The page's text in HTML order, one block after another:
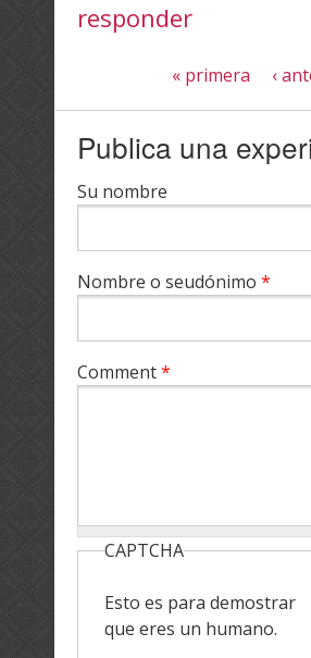
responder
« primera ‹
Publica una
Su nombre
Nombre o seudónimo *
Comment*
CAPTCHA
Esto es para demostrar
que eres un humano.